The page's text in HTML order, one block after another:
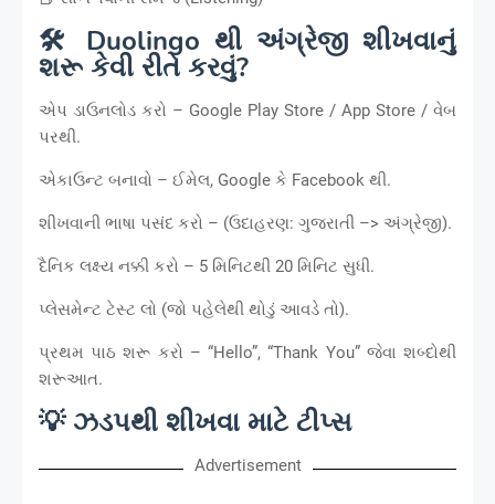
🛠️ Duolingo થી અંગ્રેજી શીખવાનું
શરૂ કેવી રીતે કરવું?
એપ ડાઉનલોડ કરો – Google Play Store / App Store / વેબ
પરથી.
એકાઉન્ટ બનાવો – ઈમેલ, Google કે Facebook થી.
શીખવાની ભાષા પસંદ કરો – (ઉદાહરણ: ગુજરાતી –> અંગ્રેજી).
દૈનિક લક્ષ્ય નક્કી કરો – 5 મિનિટથી 20 મિનિટ સુધી.
પ્લેસમેન્ટ ટેસ્ટ લો (જો પહેલેથી થોડું આવડે તો).
પ્રથમ પાઠ શરૂ કરો – “Hello”, “Thank You” જેવા શબ્દોથી
શરૂઆત.
💡 ઝડપથી શીખવા માટે ટીપ્સ
Advertisement